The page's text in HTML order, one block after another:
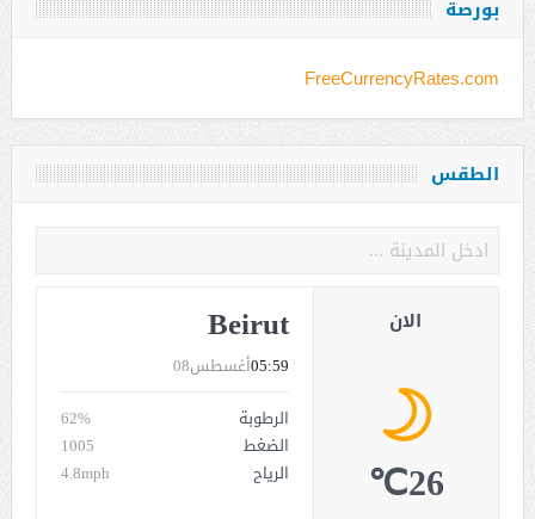
بورصة
FreeCurrencyRates.com
الطقس
Beirut
أغسطس0805:59
الرطوبة
62%
الضغط
1005
الرياح
4.8mph
الان
26℃